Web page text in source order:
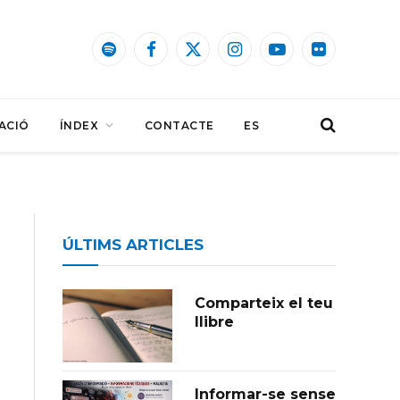
SpotifyFacebook
X
InstagramYouTubeFlickr
ÍNDEX CONTACTE ES
ÚLTIMS ARTICLES
Comparteix el teu
llibre
Informar-se sense